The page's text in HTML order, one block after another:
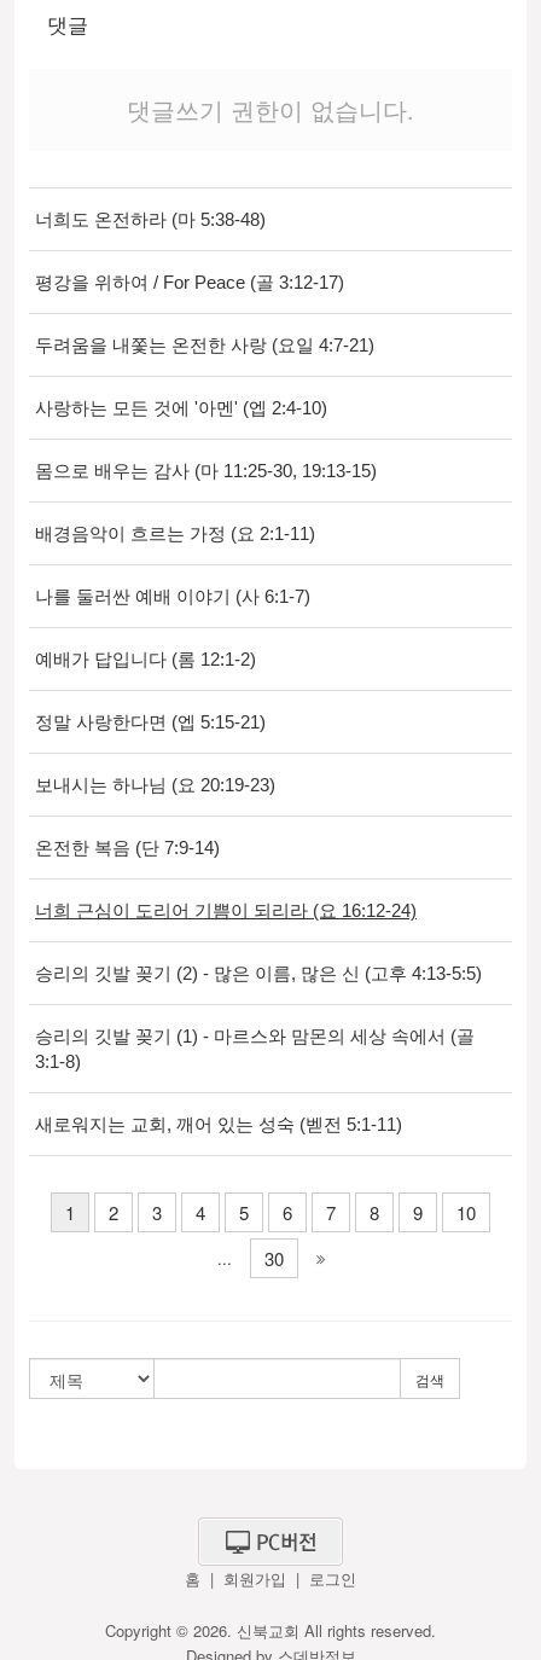
댓글
댓글쓰기 권한이 없습니다.
너희도 온전하라 (마 5:38-48)
평강을 위하여 / For Peace (골 3:12-17)
두려움을 내쫓는 온전한 사랑 (요일 4:7-21)
사랑하는 모든 것에 '아멘' (엡 2:4-10)
몸으로 배우는 감사 (마 11:25-30, 19:13-15)
배경음악이 흐르는 가정 (요 2:1-11)
나를 둘러싼 예배 이야기 (사 6:1-7)
예배가 답입니다 (롬 12:1-2)
정말 사랑한다면 (엡 5:15-21)
보내시는 하나님 (요 20:19-23)
온전한 복음 (단 7:9-14)
너희 근심이 도리어 기쁨이 되리라 (요 16:12-24)
승리의 깃발 꽂기 (2) - 많은 이름, 많은 신 (고후 4:13-5:5)
승리의 깃발 꽂기 (1) - 마르스와 맘몬의 세상 속에서 (골
3:1-8)
새로워지는 교회, 깨어 있는 성숙 (벧전 5:1-11)
1 2 3 4 5 6 7 8 9 10
... 30
검색
홈 | 회원가입 | 로그인
Copyright © 2026. 신북교회 All rights reserved.